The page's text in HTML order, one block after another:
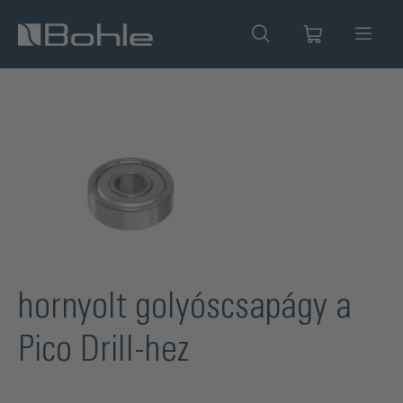
hornyolt golyóscsapágy a
Pico Drill-hez